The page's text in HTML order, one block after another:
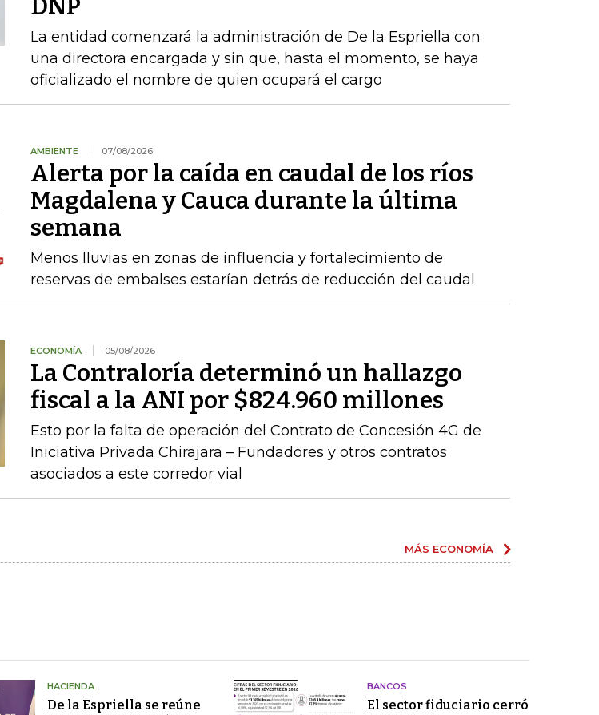
DNP
La entidad comenzará la administración de De la Espriella con
una directora encargada y sin que, hasta el momento, se haya
oficializado el nombre de quien ocupará el cargo
AMBIENTE 07/08/2026
Alerta por la caída en caudal de los ríos
Magdalena y Cauca durante la última
semana
Menos lluvias en zonas de influencia y fortalecimiento de
reservas de embalses estarían detrás de reducción del caudal
ECONOMÍA 05/08/2026
La Contraloría determinó un hallazgo
fiscal a la ANI por $824.960 millones
Esto por la falta de operación del Contrato de Concesión 4G de
Iniciativa Privada Chirajara – Fundadores y otros contratos
asociados a este corredor vial
MÁS ECONOMÍA
HACIENDA
De la Espriella se reúne
BANCOS
El sector fiduciario cerró